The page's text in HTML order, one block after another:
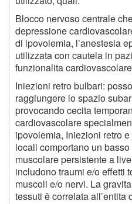
Blocco nervoso centrale
depressione
di ipovolemia, l’anestesia
utilizzata con cautela in
funzionalita
Iniezioni retro bulbari:
raggiungere lo spazio
provocando cecita
cardiovascolare
ipovolemia, Iniezioni retro
locali comportano un
muscolare persistente a
includono traumi e/o effetti
muscoli e/o nervi. La
tessuti ě correlata all’entita